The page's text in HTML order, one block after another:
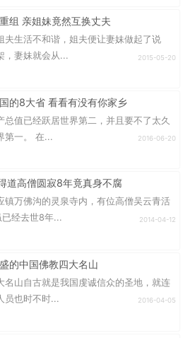
组 亲姐妹竟然互换丈夫
夫生活不和谐，姐夫便让妻妹做起了说
，妻妹就会从...
2015-05-20
的8大省 看看有没有你家乡
总值已经跃居世界第二，并且要不了太久
第一。 在...
2016-06-20
道高僧圆寂8年竟真身不腐
镇万佛沟的灵泉寺内，有位高僧吴云青活
经去世8年...
2014-04-12
的中国佛教四大名山
名山自古就是我国虔诚信众的圣地，就连
员也时不时...
2016-04-05